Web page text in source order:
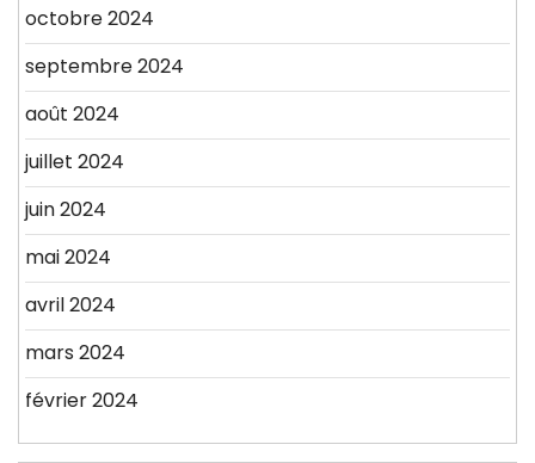
octobre 2024
septembre 2024
août 2024
juillet 2024
juin 2024
mai 2024
avril 2024
mars 2024
février 2024